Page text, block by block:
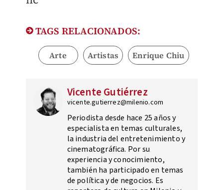
TAGS RELACIONADOS:
Arte Artistas Enrique Chiu
Vicente Gutiérrez
vicente.gutierrez@milenio.com
Periodista desde hace 25 años y
especialista en temas culturales,
la industria del entretenimiento y
cinematográfica. Por su
experiencia y conocimiento,
también ha participado en temas
de política y de negocios. Es